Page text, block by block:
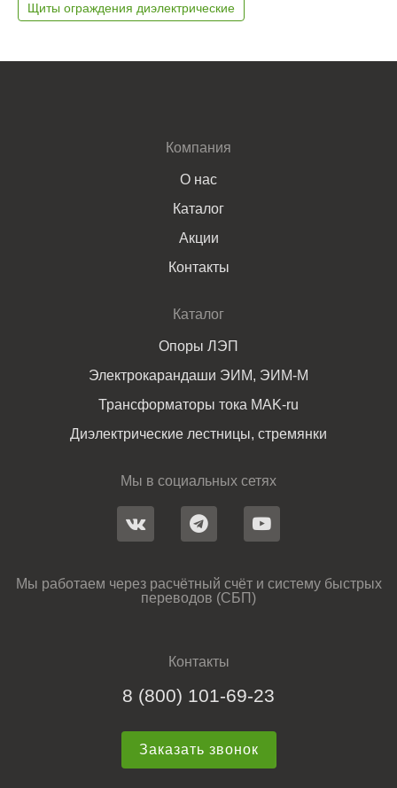
Щиты ограждения диэлектрические
Компания
О нас
Каталог
Акции
Контакты
Каталог
Опоры ЛЭП
Электрокарандаши ЭИМ, ЭИМ-М
Трансформаторы тока MAK-ru
Диэлектрические лестницы, стремянки
Мы в социальных сетях
Мы работаем через расчётный счёт и систему быстрых
переводов (СБП)
Контакты
8 (800) 101-69-23
Заказать звонок